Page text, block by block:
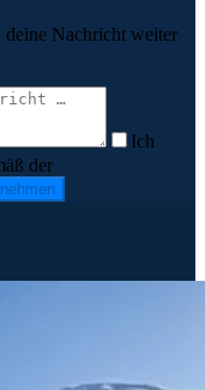
Nachricht weiter
Ich
der